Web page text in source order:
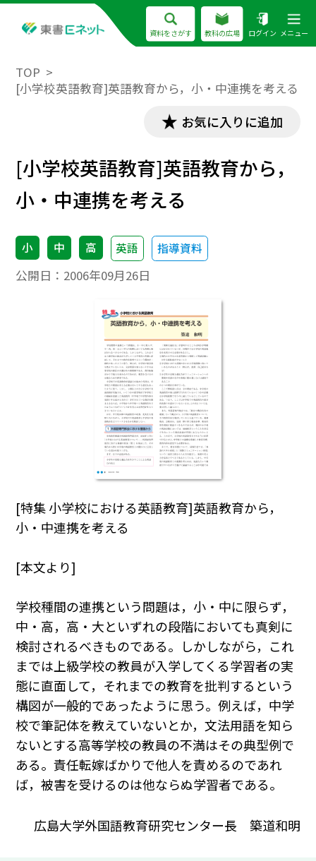
資料をさがす 教科の広場 ログイン メニュー
TOP
[小学校英語教育]英語教育から，小・中連携を考える
お気に入りに追加
[小学校英語教育]英語教育から，
小・中連携を考える
小 中 高 英語 指導資料
公開日： 2006年09月26日
[特集 小学校における英語教育]英語教育から，
小・中連携を考える
[本文より]
学校種間の連携という問題は，小・中に限らず，
中・高，高・大といずれの段階においても真剣に
検討されるべきものである。しかしながら，これ
までは上級学校の教員が入学してくる学習者の実
態に直面して，それまでの教育を批判するという
構図が一般的であったように思う。例えば，中学
校で筆記体を教えていないとか，文法用語を知ら
ないとする高等学校の教員の不満はその典型例で
ある。責任転嫁ばかりで他人を責めるのであれ
ば，被害を受けるのは他ならぬ学習者である。
広島大学外国語教育研究センター長 築道和明